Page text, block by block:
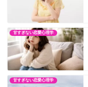
甘すぎない恋愛心理学
甘すぎない恋愛心理学